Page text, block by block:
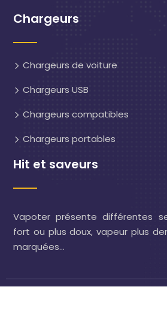
Chargeurs
Chargeurs de voiture
Chargeurs USB
Chargeurs compatibles
Chargeurs portables
Hit et saveurs
Vapoter présente différentes
fort ou plus doux, vapeur plus
marquées…